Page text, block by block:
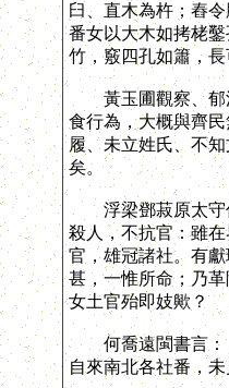
臼、直木為杵；舂
番女以大木如拷栳
竹，竅四孔如簫，
黃玉圃觀察、郁滄
食行為，大概與齊
履、未立姓氏、不
矣。
浮梁鄧菽原太守傳
殺人，不抗官：雖
官，雄冠諸社。有
甚，一惟所命；乃
女土官殆即妓歟？
何喬遠閩書言：「
自來南北各社番，